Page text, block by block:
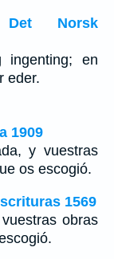
Det Norsk
en
eder.
1909
y vuestras
os escogió.
1569
obras